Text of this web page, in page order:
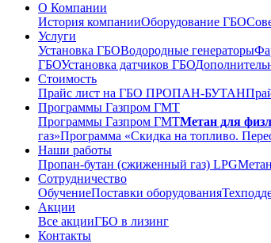
О Компании
История компанииОборудование ГБО
Услуги
Установка ГБОВодородные генераторы
ГБОУстановка датчиков ГБО
Стоимость
Прайс лист на ГБО ПРОПАН-БУТАН
Программы Газпром ГМТ
Программы Газпром ГМТМетан для
газ»Программа «Скидка на топливо.
Наши работы
Пропан-бутан (сжиженный газ) LPG
Сотрудничество
ОбучениеПоставки оборудования
Акции
Все акцииГБО в лизинг
Контакты